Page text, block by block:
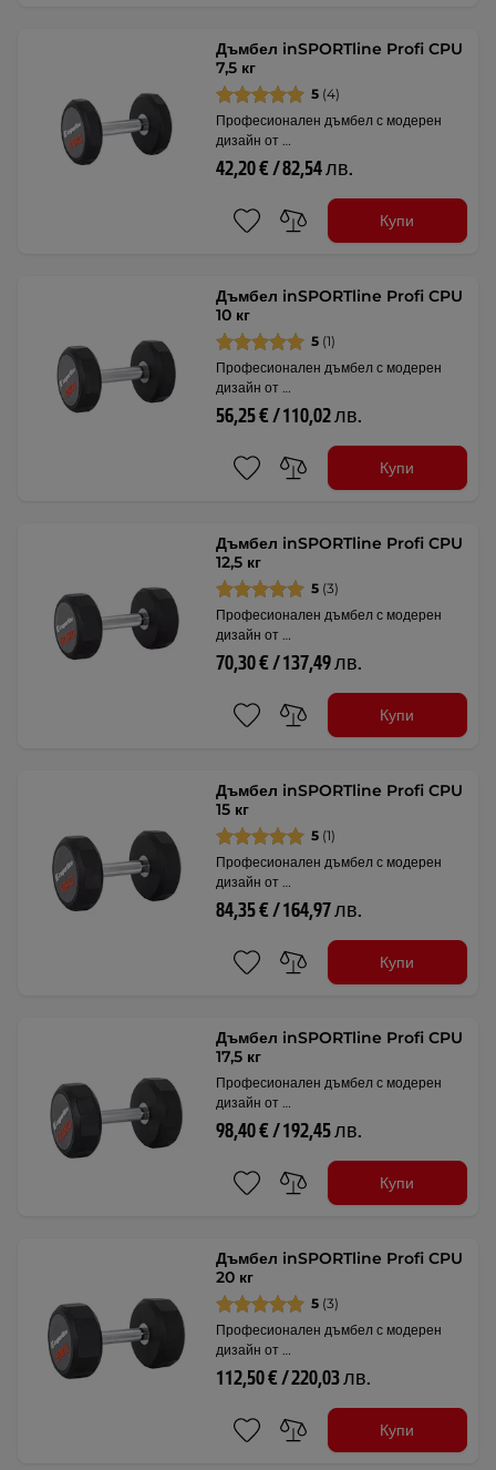
Дъмбел inSPORTline Profi CPU
7,5 кг
5 (4)
Професионален дъмбел с модерен
дизайн от …
42,20 € / 82,54 лв.
Купи
Дъмбел inSPORTline Profi CPU
10 кг
5 (1)
Професионален дъмбел с модерен
дизайн от …
56,25 € / 110,02 лв.
Купи
Дъмбел inSPORTline Profi CPU
12,5 кг
5 (3)
Професионален дъмбел с модерен
дизайн от …
70,30 € / 137,49 лв.
Купи
Дъмбел inSPORTline Profi CPU
15 кг
5 (1)
Професионален дъмбел с модерен
дизайн от …
84,35 € / 164,97 лв.
Купи
Дъмбел inSPORTline Profi CPU
17,5 кг
Професионален дъмбел с модерен
дизайн от …
98,40 € / 192,45 лв.
Купи
Дъмбел inSPORTline Profi CPU
20 кг
5 (3)
Професионален дъмбел с модерен
дизайн от …
112,50 € / 220,03 лв.
Купи